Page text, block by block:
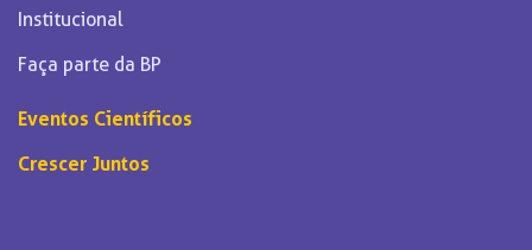
Institucional
Faça parte da BP
Eventos Científicos
Crescer Juntos